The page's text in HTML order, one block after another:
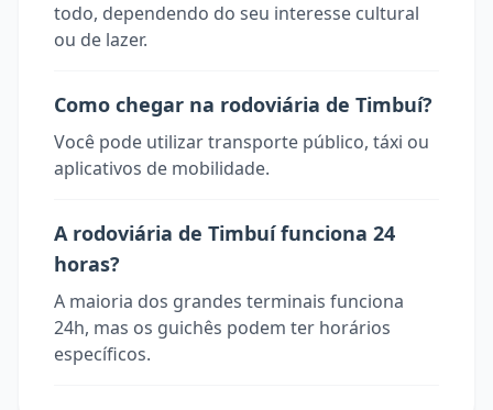
todo, dependendo do seu interesse cultural
ou de lazer.
Como chegar na rodoviária de Timbuí?
Você pode utilizar transporte público, táxi ou
aplicativos de mobilidade.
A rodoviária de Timbuí funciona 24
horas?
A maioria dos grandes terminais funciona
24h, mas os guichês podem ter horários
específicos.